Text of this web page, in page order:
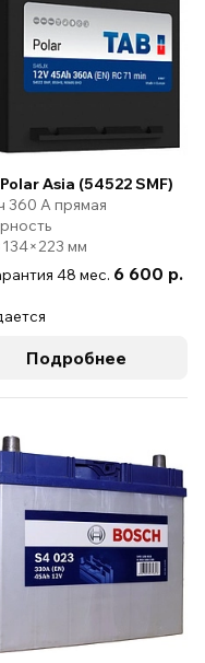
Asia (54522 SMF)
360 А прямая
мм
48 мес. 6 600 р.
Подробнее